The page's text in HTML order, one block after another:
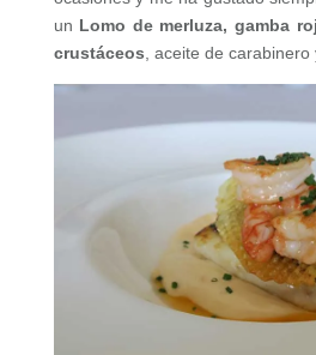
un Lomo de merluza, gamba
crustáceos , aceite de carabinero